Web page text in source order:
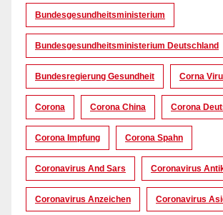
Bundesgesundheitsministerium
Bundesgesundheitsministerium Deutschland
Bundesregierung Gesundheit Corna
Corona Corona China Corona
Corona Impfung Corona Spahn
Coronavirus And Sars Coronavirus
Coronavirus Anzeichen Coronavirus